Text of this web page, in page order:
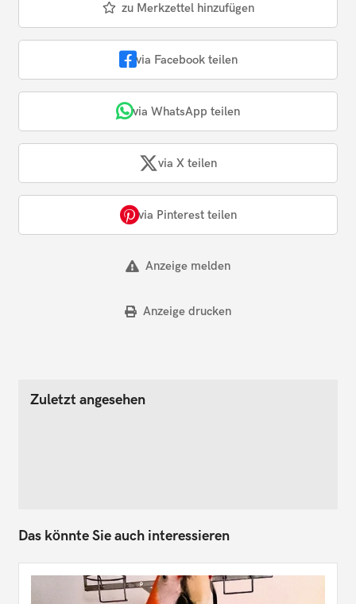
zu Merkzettel hinzufügen
via Facebook teilen
via WhatsApp teilen
via X teilen
via Pinterest teilen
Anzeige melden
Anzeige drucken
Zuletzt angesehen
Das könnte Sie auch interessieren